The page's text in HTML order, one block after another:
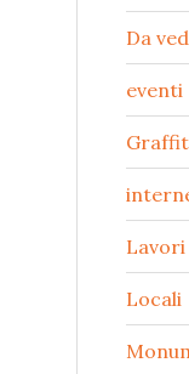
Da
eventi
Locali